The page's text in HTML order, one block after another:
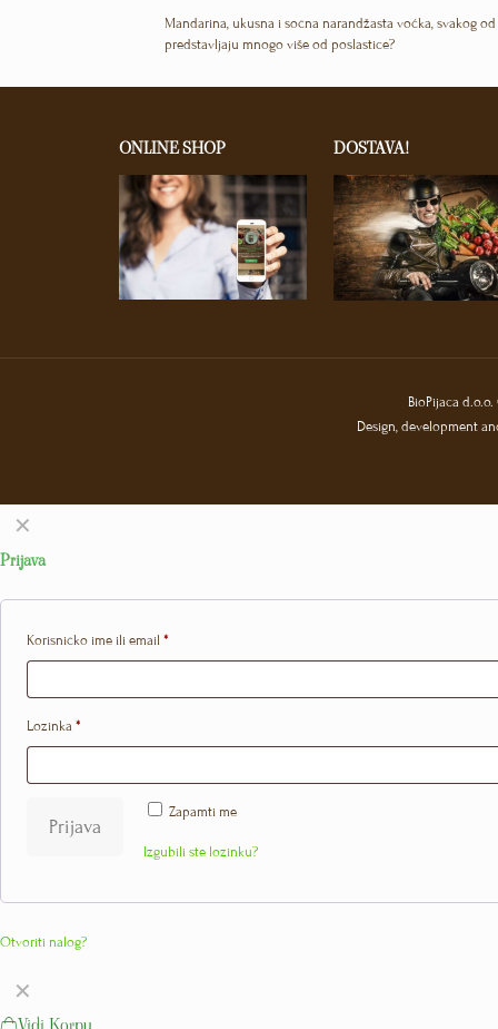
Mandarina, ukusna i sočna narandžasta voćka, svakog
predstavljaju mnogo više od poslastice?
ONLINE SHOP DOSTAVA!
BioPijaca
Design, development
✕
Prijava
Korisničko ime ili email *
Lozinka *
Zapamti me
Prijava
Izgubili ste lozinku?
Otvoriti nalog?
✕